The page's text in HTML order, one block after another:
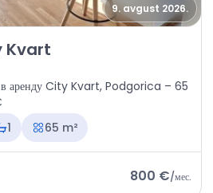
9. avgust 2026.
City Kvart
Kvart
в аренду City Kvart, Podgorica – 65
1 65 m²
800 €/мес.